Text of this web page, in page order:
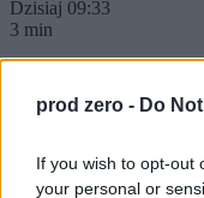
prod zero - Do
If you wish to opt-out
your personal or
Dzisiaj 09:33
3 min